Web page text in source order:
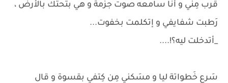
قَرب مِني و أنا سامعه صوت جزمة و هي بتحتك بالأرض ،
رَطبت شفايفي و إتكلمت بخفوت...
_أتدخلت ليه؟!....
سَرع خَطواتة ليا و مسَكني مِن كِتفي بقسوة و قال